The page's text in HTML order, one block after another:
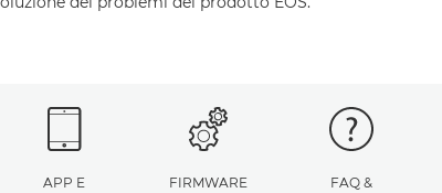
APP E
FIRMWARE
FAQ &